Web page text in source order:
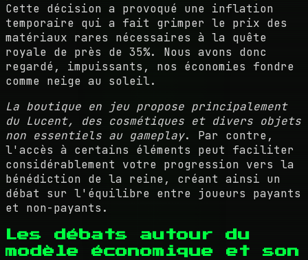
Cette décision a provoqué une inflation
temporaire qui a fait grimper le prix des
matériaux rares nécessaires à la quête
royale de près de 35%. Nous avons donc
regardé, impuissants, nos économies fondre
comme neige au soleil.
La boutique en jeu propose principalement
du Lucent, des cosmétiques et divers objets
non essentiels au gameplay. Par contre,
l'accès à certains éléments peut faciliter
considérablement votre progression vers la
bénédiction de la reine, créant ainsi un
débat sur l'équilibre entre joueurs payants
et non-payants.
Les débats autour du
modèle économique et son